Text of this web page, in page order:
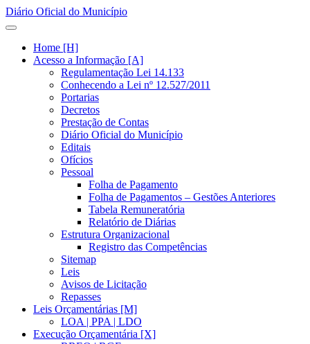
Diário Oficial do Município
Home [H]
Acesso a Informação [A]
Regulamentação Lei 14.133
Conhecendo a Lei nº 12.527/2011
Portarias
Decretos
Prestação de Contas
Diário Oficial do Município
Editais
Ofícios
Pessoal
Folha de Pagamento
Folha de Pagamentos – Gestões Anteriores
Tabela Remuneratória
Relatório de Diárias
Estrutura Organizacional
Registro das Competências
Sitemap
Leis
Avisos de Licitação
Repasses
Leis Orçamentárias [M]
LOA | PPA | LDO
Execução Orçamentária [X]